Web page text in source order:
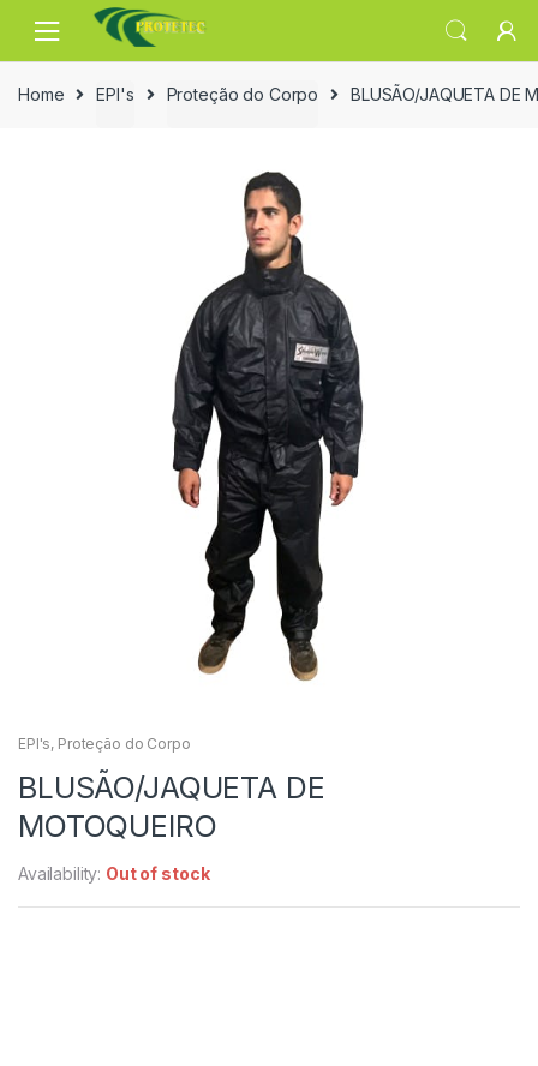
navigation
content
Home
EPI's Proteção do Corpo BLUSÃO/JAQUETA DE
EPI's, Proteção do Corpo
BLUSÃO/JAQUETA DE
MOTOQUEIRO
Availability: Out of stock